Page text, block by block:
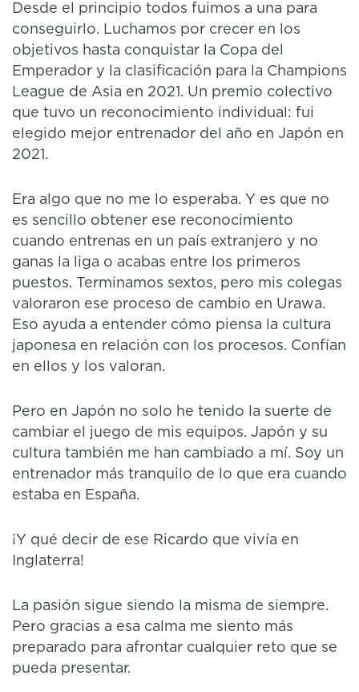
Desde el principio todos fuimos a una para
conseguirlo. Luchamos por crecer en los
objetivos hasta conquistar la Copa del
Emperador y la clasificación para la Champions
League de Asia en 2021. Un premio colectivo
que tuvo un reconocimiento individual: fui
elegido mejor entrenador del año en Japón en
2021.
Era algo que no me lo esperaba. Y es que no
es sencillo obtener ese reconocimiento
cuando entrenas en un país extranjero y no
ganas la liga o acabas entre los primeros
puestos. Terminamos sextos, pero mis colegas
valoraron ese proceso de cambio en Urawa.
Eso ayuda a entender cómo piensa la cultura
japonesa en relación con los procesos. Confían
en ellos y los valoran.
Pero en Japón no solo he tenido la suerte de
cambiar el juego de mis equipos. Japón y su
cultura también me han cambiado a mí. Soy un
entrenador más tranquilo de lo que era cuando
estaba en España.
¡Y qué decir de ese Ricardo que vivía en
Inglaterra!
La pasión sigue siendo la misma de siempre.
Pero gracias a esa calma me siento más
preparado para afrontar cualquier reto que se
pueda presentar.